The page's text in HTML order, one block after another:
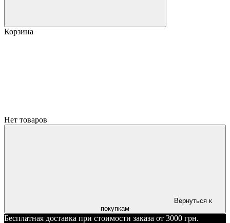
Корзина
Нет товаров
Вернуться к
покупкам
Бесплатная доставка при стоимости заказа от 3000 грн.